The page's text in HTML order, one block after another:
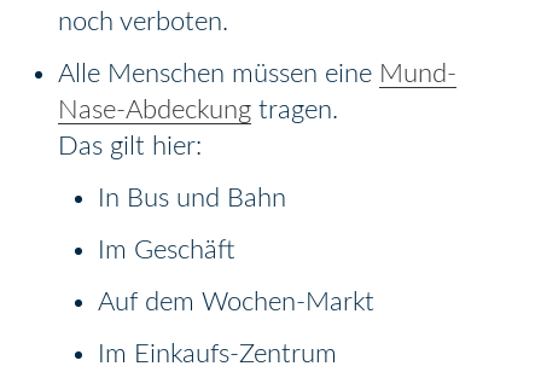
noch verboten.
Alle Menschen müssen eine Mund-
Nase-Abdeckung tragen.
Das gilt hier:
In Bus und Bahn
Im Geschäft
Auf dem Wochen-Markt
Im Einkaufs-Zentrum